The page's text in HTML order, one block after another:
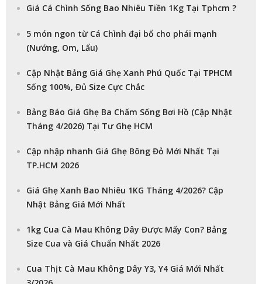
Giá Cá Chình Sống Bao Nhiêu Tiền 1Kg Tại Tphcm ?
5 món ngon từ Cá Chình đại bổ cho phái mạnh
(Nướng, Om, Lẩu)
Cập Nhật Bảng Giá Ghẹ Xanh Phú Quốc Tại TPHCM
Sống 100%, Đủ Size Cực Chắc
Bảng Báo Giá Ghẹ Ba Chấm Sống Bơi Hồ (Cập Nhật
Tháng 4/2026) Tại Tư Ghẹ HCM
Cập nhập nhanh Giá Ghẹ Bông Đỏ Mới Nhất Tại
TP.HCM 2026
Giá Ghẹ Xanh Bao Nhiêu 1KG Tháng 4/2026? Cập
Nhật Bảng Giá Mới Nhất
1kg Cua Cà Mau Không Dây Được Mấy Con? Bảng
Size Cua và Giá Chuẩn Nhất 2026
Cua Thịt Cà Mau Không Dây Y3, Y4 Giá Mới Nhất